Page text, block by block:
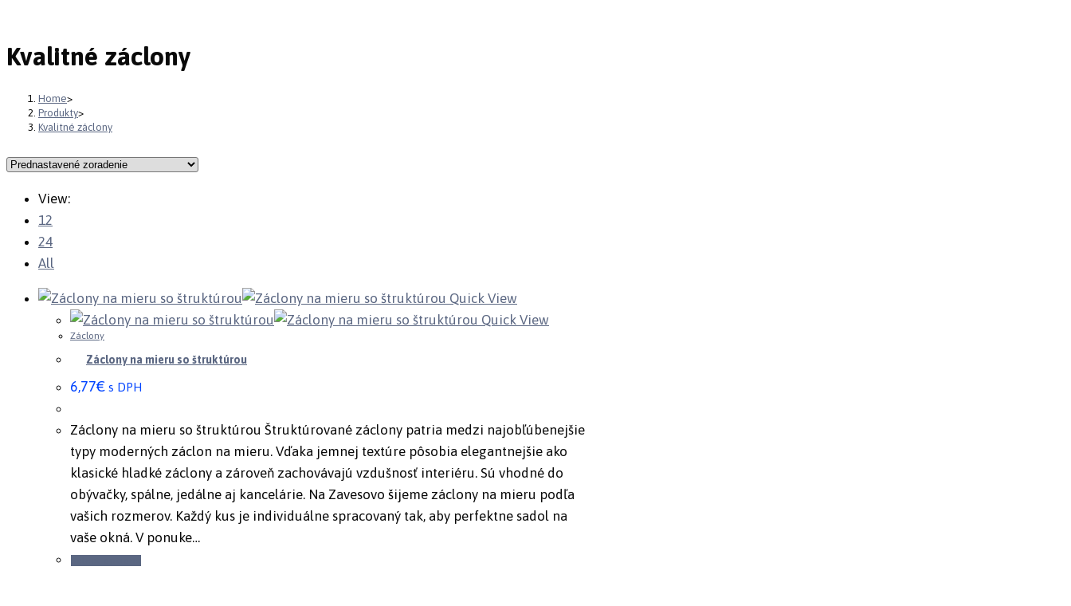
search
Kvalitné záclony
Home>
Produkty>
Kvalitné záclony
View:
12
24
All
Quick View
Quick View
Záclony
Záclony na mieru so štruktúrou
6,77€ s DPH
Záclony na mieru so štruktúrou Štruktúrované záclony patria medzi najobľúbenejšie
typy moderných záclon na mieru. Vďaka jemnej textúre pôsobia elegantnejšie ako
klasické hladké záclony a zároveň zachovávajú vzdušnosť interiéru. Sú vhodné do
obývačky, spálne, jedálne aj kancelárie. Na Zavesovo šijeme záclony na mieru podľa
vašich rozmerov. Každý kus je individuálne spracovaný tak, aby perfektne sadol na
vaše okná. V ponuke…